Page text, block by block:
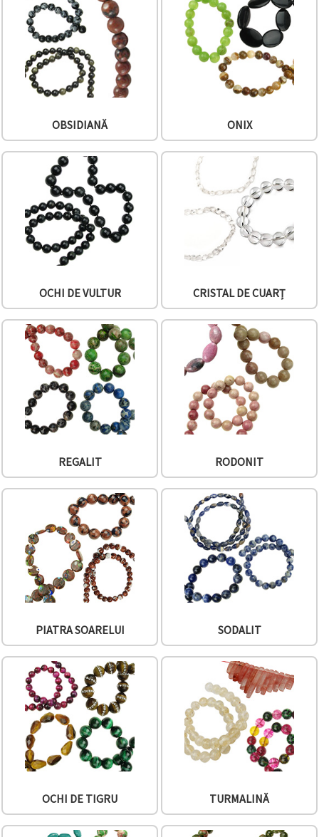
OBSIDIANĂ ONIX
OCHI DE VULTUR CRISTAL DE CUARȚ
REGALIT RODONIT
PIATRA SOARELUI SODALIT
OCHI DE TIGRU TURMALINĂ